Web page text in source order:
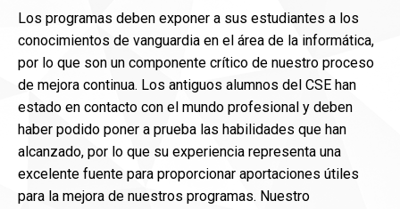
Los programas deben exponer a sus estudiantes a los
conocimientos de vanguardia en el área de la informática,
por lo que son un componente crítico de nuestro proceso
de mejora continua. Los antiguos alumnos del CSE han
estado en contacto con el mundo profesional y deben
haber podido poner a prueba las habilidades que han
alcanzado, por lo que su experiencia representa una
excelente fuente para proporcionar aportaciones útiles
para la mejora de nuestros programas. Nuestro